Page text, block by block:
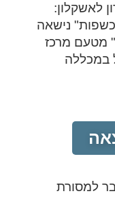
לאשקלון:
נישאה
מטעם מרכז
במכללה
למסורת